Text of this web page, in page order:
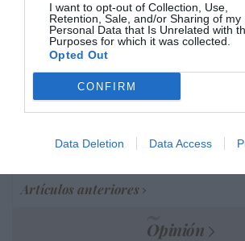
I want to opt-out of Collection, Use,
Retention, Sale, and/or Sharing of my
Personal Data that Is Unrelated with
Purposes for which it was collected.
Opted Out
CONFIRM
Data Deletion Data Access
Artículos anteriores
DIARIO DE LA
Diario de la corrupción
Oír se manifiesta delante de
“Pedro Sánchez es un
Artículos anteriores
Opinión